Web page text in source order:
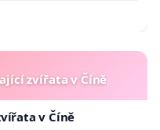
zvířata v Číně
v Číně